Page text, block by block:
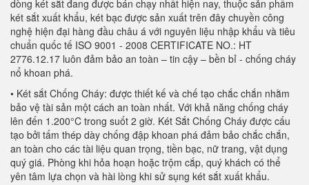
dòng két sắt đang được bán chạy nhất hiện nay, thuộc sản phẩm
két sắt xuất khẩu, két bạc được sản xuất trên đây chuyền công
nghệ hiện đại hàng đầu châu á với nguyên liệu nhập khẩu và tiêu
chuẩn quốc tế ISO 9001 - 2008 CERTIFICATE NO.: HT
2776.12.17 luôn đảm bảo an toàn – tin cậy – bền bỉ - chống cháy
nổ khoan phá.
• Két sắt Chống Cháy: được thiết kế và chế tạo chắc chắn nhằm
bảo vệ tài sản một cách an toàn nhất. Với khả năng chống cháy
lên đến 1.200°C trong suốt 2 giờ. Két Sắt Chống Cháy được cấu
tạo bởi tấm thép dày chống đập khoan phá đảm bảo chắc chắn,
an toàn cho các tài liệu quan trọng, tiền bạc, nữ trang, vật dụng
quý giá. Phòng khi hỏa hoạn hoặc trộm cắp, quý khách có thể
yên tâm lựa chọn và hài lòng khi sử sụng két sắt xuất khẩu.